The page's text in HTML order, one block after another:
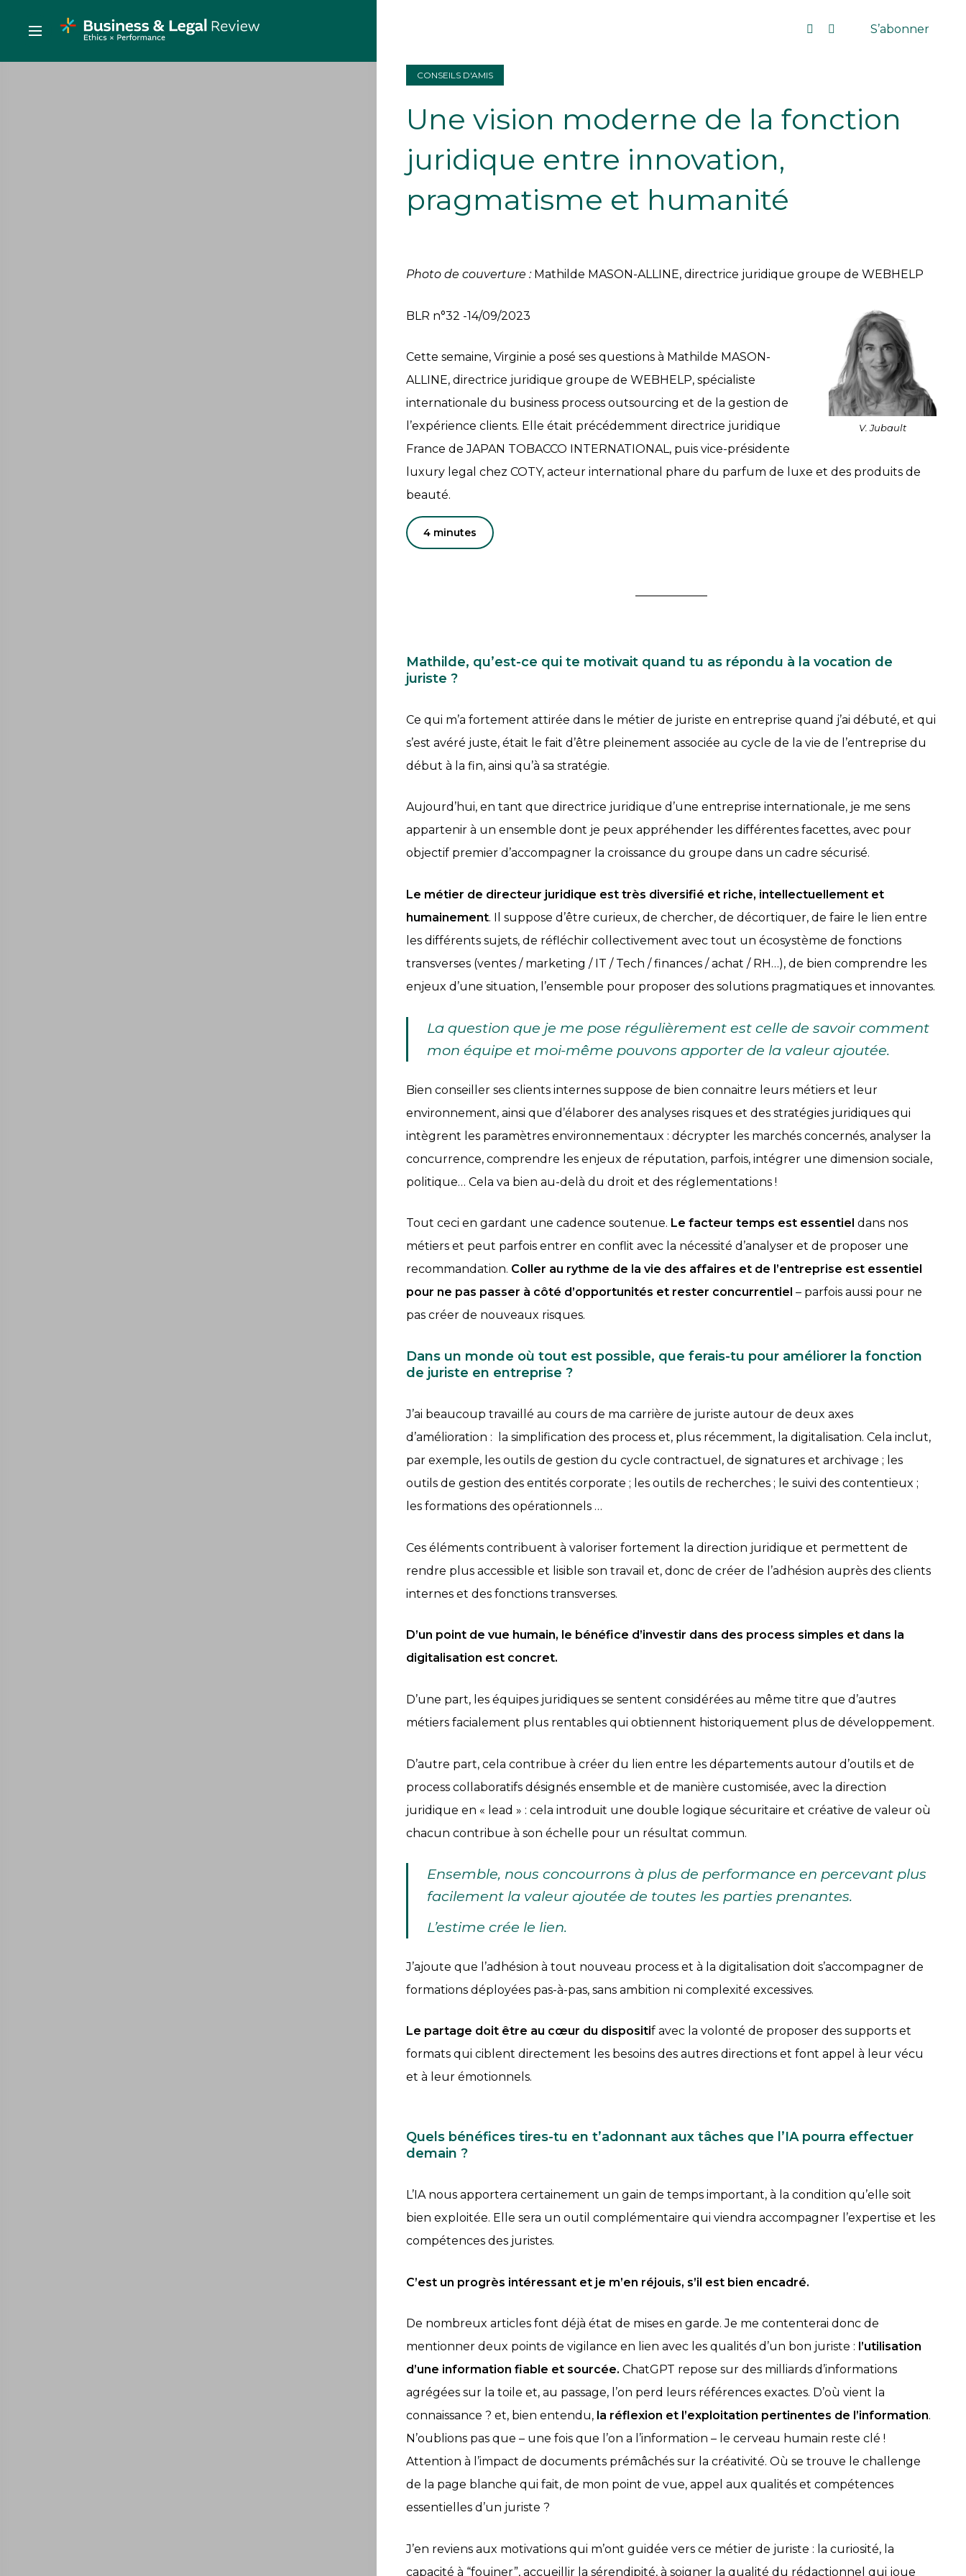
S’abonner
Accueil
S’abonner
À
propos
Catégories
Anciens
numéros
rencontres
des
&
Forums
Devenir
AMI,
Active
Member
CONSEILS D'AMIS
Une vision moderne de la fonction
juridique entre innovation,
pragmatisme et humanité
Photo de couverture : Mathilde MASON-ALLINE, directrice juridique groupe de WEBHELP
V. Jubault
BLR n°32 -14/09/2023
Cette semaine, Virginie a posé ses questions à Mathilde MASON-
ALLINE, directrice juridique groupe de WEBHELP, spécialiste
internationale du business process outsourcing et de la gestion de
l’expérience clients. Elle était précédemment directrice juridique
France de JAPAN TOBACCO INTERNATIONAL, puis vice-présidente
luxury legal chez COTY, acteur international phare du parfum de luxe et des produits de
beauté.
4 minutes
Mathilde, qu’est-ce qui te motivait quand tu as répondu à la vocation de
juriste ?
Ce qui m’a fortement attirée dans le métier de juriste en entreprise quand j’ai débuté, et qui
s’est avéré juste, était le fait d’être pleinement associée au cycle de la vie de l’entreprise du
début à la fin, ainsi qu’à sa stratégie.
Aujourd’hui, en tant que directrice juridique d’une entreprise internationale, je me sens
appartenir à un ensemble dont je peux appréhender les différentes facettes, avec pour
objectif premier d’accompagner la croissance du groupe dans un cadre sécurisé.
Le métier de directeur juridique est très diversifié et riche, intellectuellement et
humainement. Il suppose d’être curieux, de chercher, de décortiquer, de faire le lien entre
les différents sujets, de réfléchir collectivement avec tout un écosystème de fonctions
transverses (ventes / marketing / IT / Tech / finances / achat / RH…), de bien comprendre les
enjeux d’une situation, l’ensemble pour proposer des solutions pragmatiques et innovantes.
La question que je me pose régulièrement est celle de savoir comment
mon équipe et moi-même pouvons apporter de la valeur ajoutée.
Bien conseiller ses clients internes suppose de bien connaitre leurs métiers et leur
environnement, ainsi que d’élaborer des analyses risques et des stratégies juridiques qui
intègrent les paramètres environnementaux : décrypter les marchés concernés, analyser la
concurrence, comprendre les enjeux de réputation, parfois, intégrer une dimension sociale,
politique… Cela va bien au-delà du droit et des réglementations !
Tout ceci en gardant une cadence soutenue. Le facteur temps est essentieldans nos
métiers et peut parfois entrer en conflit avec la nécessité d’analyser et de proposer une
recommandation. Coller au rythme de la vie des affaires et de l’entreprise est essentiel
pour ne pas passer à côté d’opportunités et rester concurrentiel – parfois aussi pour ne
pas créer de nouveaux risques.
Dans un monde où tout est possible, que ferais-tu pour améliorer la fonction
de juriste en entreprise ?
J’ai beaucoup travaillé au cours de ma carrière de juriste autour de deux axes
d’amélioration : la simplification des process et, plus récemment, la digitalisation. Cela inclut,
par exemple, les outils de gestion du cycle contractuel, de signatures et archivage ; les
outils de gestion des entités corporate ; les outils de recherches ; le suivi des contentieux ;
les formations des opérationnels …
Ces éléments contribuent à valoriser fortement la direction juridique et permettent de
rendre plus accessible et lisible son travail et, donc de créer de l’adhésion auprès des clients
internes et des fonctions transverses.
D’un point de vue humain, le bénéfice d’investir dans des process simples et dans la
digitalisation est concret.
D’une part, les équipes juridiques se sentent considérées au même titre que d’autres
métiers facialement plus rentables qui obtiennent historiquement plus de développement.
D’autre part, cela contribue à créer du lien entre les départements autour d’outils et de
process collaboratifs désignés ensemble et de manière customisée, avec la direction
juridique en « lead » : cela introduit une double logique sécuritaire et créative de valeur où
chacun contribue à son échelle pour un résultat commun.
Ensemble, nous concourrons à plus de performance en percevant plus
facilement la valeur ajoutée de toutes les parties prenantes.
L’estime crée le lien.
J’ajoute que l’adhésion à tout nouveau process et à la digitalisation doit s’accompagner de
formations déployées pas-à-pas, sans ambition ni complexité excessives.
Le partage doit être au cœur du dispositif avec la volonté de proposer des supports et
formats qui ciblent directement les besoins des autres directions et font appel à leur vécu
et à leur émotionnels.
Quels bénéfices tires-tu en t’adonnant aux tâches que l’IA pourra effectuer
demain ?
L’IA nous apportera certainement un gain de temps important, à la condition qu’elle soit
bien exploitée. Elle sera un outil complémentaire qui viendra accompagner l’expertise et les
compétences des juristes.
C’est un progrès intéressant et je m’en réjouis, s’il est bien encadré.
De nombreux articles font déjà état de mises en garde. Je me contenterai donc de
mentionner deux points de vigilance en lien avec les qualités d’un bon juriste : l’utilisation
d’une information fiable et sourcée.ChatGPT repose sur des milliards d’informations
agrégées sur la toile et, au passage, l’on perd leurs références exactes. D’où vient la
connaissance ? et, bien entendu, la réflexion et l’exploitation pertinentes de l’information.
N’oublions pas que – une fois que l’on a l’information – le cerveau humain reste clé !
Attention à l’impact de documents prémâchés sur la créativité. Où se trouve le challenge
de la page blanche qui fait, de mon point de vue, appel aux qualités et compétences
essentielles d’un juriste ?
J’en reviens aux motivations qui m’ont guidée vers ce métier de juriste : la curiosité, la
capacité à “fouiner”, accueillir la sérendipité, à soigner la qualité du rédactionnel qui joue